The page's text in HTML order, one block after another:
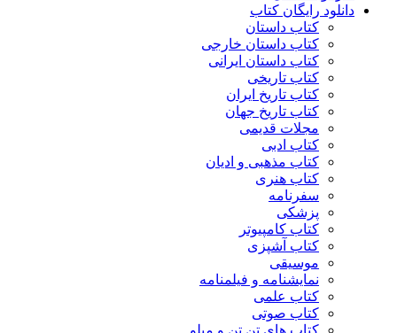
دانلود رایگان کتاب
کتاب داستان
کتاب داستان خارجی
کتاب داستان ایرانی
کتاب تاریخی
کتاب تاریخ ایران
کتاب تاریخ جهان
مجلات قدیمی
کتاب ادبی
کتاب مذهبی و ادیان
کتاب هنری
سفرنامه
پزشکی
کتاب کامپیوتر
کتاب آشپزی
موسیقی
نمایشنامه و فیلمنامه
کتاب علمی
کتاب صوتی